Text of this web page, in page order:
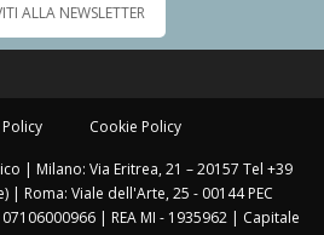
ALLA NEWSLETTER
Cookie Policy
| Milano: Via Eritrea, 21 – 20157 Tel +39
| Roma: Viale dell'Arte, 25 - 00144 PEC
| REA MI - 1935962 | Capitale